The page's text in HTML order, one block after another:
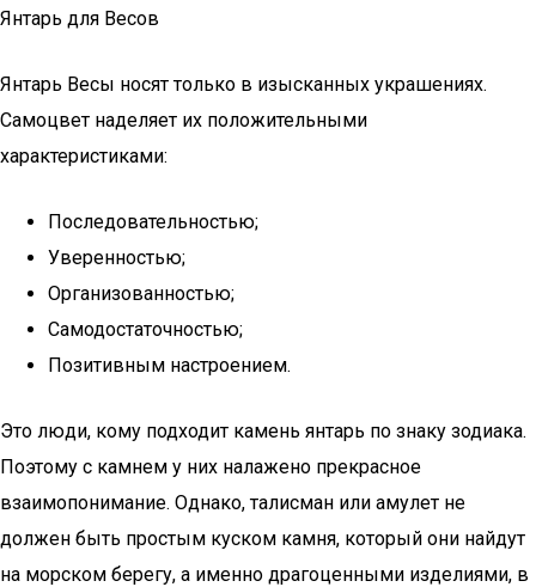
Янтарь для Весов
Янтарь Весы носят только в изысканных украшениях.
Самоцвет наделяет их положительными
характеристиками:
Последовательностью;
Уверенностью;
Организованностью;
Самодостаточностью;
Позитивным настроением.
Это люди, кому подходит камень янтарь по знаку зодиака.
Поэтому с камнем у них налажено прекрасное
взаимопонимание. Однако, талисман или амулет не
должен быть простым куском камня, который они найдут
на морском берегу, а именно драгоценными изделиями, в